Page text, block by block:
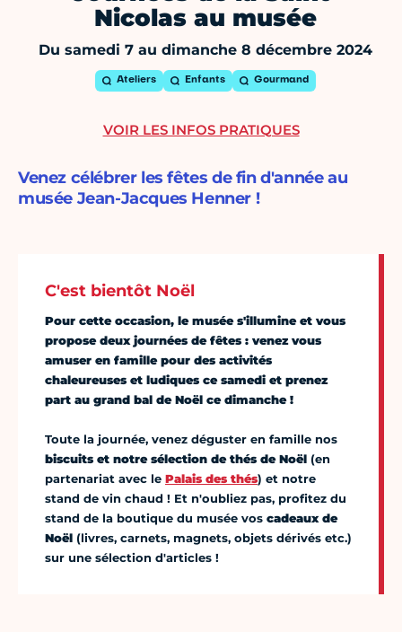
Nicolas au musée
Du samedi 7 au dimanche 8 décembre 2024
Ateliers Enfants Gourmand
Venez célébrer les fêtes de fin d'année au
musée Jean-Jacques Henner !
C'est bientôt Noël
Pour cette occasion, le musée s'illumine et vous
propose deux journées de fêtes : venez vous
amuser en famille pour des activités
chaleureuses et ludiques ce samedi et prenez
part au grand bal de Noël ce dimanche !
Toute la journée, venez déguster en famille nos
biscuits et notre sélection de thés de Noël (en
partenariat avec le Palais des thés) et notre
stand de vin chaud ! Et n'oubliez pas, profitez du
stand de la boutique du musée vos cadeaux de
Noël (livres, carnets, magnets, objets dérivés etc.)
sur une sélection d'articles !
VOIR LES INFOS PRATIQUES